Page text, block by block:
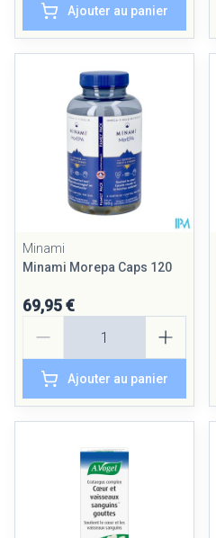
Ajouter au panier
Minami
Minami Morepa Caps 120
69,95 €
Ajouter au panier